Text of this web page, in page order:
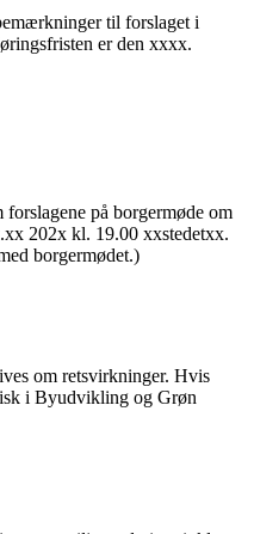
til forslaget i
er den xxxx.
forslagene på borgermøde om
202x kl. 19.00 xxstedetxx.
borgermødet.)
om retsvirkninger. Hvis
i Byudvikling og Grøn